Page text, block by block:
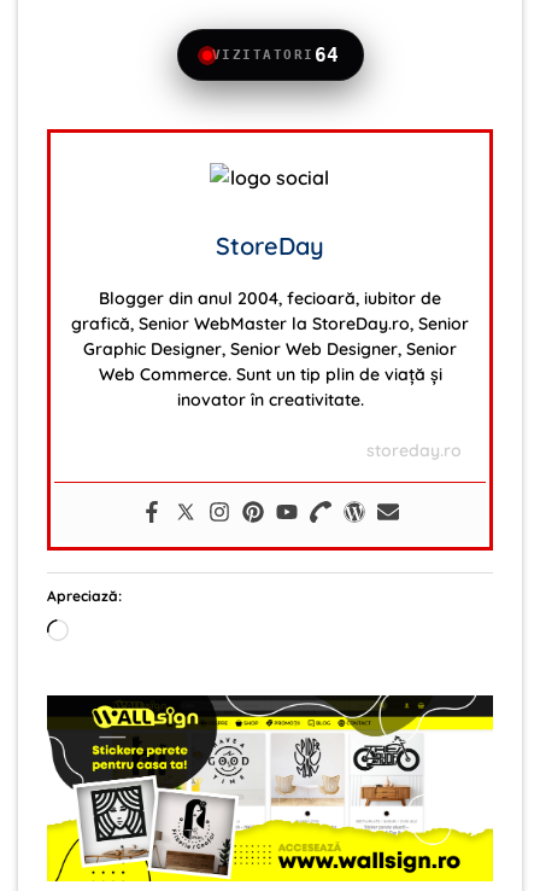
VIZITATORI 64
StoreDay
Blogger din anul 2004, fecioară, iubitor de
grafică, Senior WebMaster la StoreDay.ro, Senior
Graphic Designer, Senior Web Designer, Senior
Web Commerce. Sunt un tip plin de viață și
inovator în creativitate.
storeday.ro
Apreciază:
Încarc...